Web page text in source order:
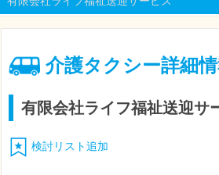
介護タクシー詳細
有限会社ライフ福祉送迎サ
検討リスト追加